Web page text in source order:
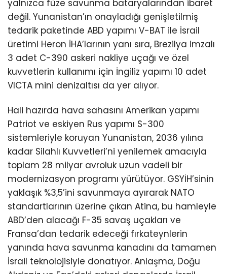
yalnızca füze savunma bataryalarından ibaret
değil. Yunanistan’ın onayladığı genişletilmiş
tedarik paketinde ABD yapımı V-BAT ile İsrail
üretimi Heron İHA’larının yanı sıra, Brezilya imzalı
3 adet C-390 askeri nakliye uçağı ve özel
kuvvetlerin kullanımı için İngiliz yapımı 10 adet
VICTA mini denizaltısı da yer alıyor.
Hali hazırda hava sahasını Amerikan yapımı
Patriot ve eskiyen Rus yapımı S-300
sistemleriyle koruyan Yunanistan, 2036 yılına
kadar Silahlı Kuvvetleri’ni yenilemek amacıyla
toplam 28 milyar avroluk uzun vadeli bir
modernizasyon programı yürütüyor. GSYİH’sinin
yaklaşık %3,5’ini savunmaya ayırarak NATO
standartlarının üzerine çıkan Atina, bu hamleyle
ABD’den alacağı F-35 savaş uçakları ve
Fransa’dan tedarik edeceği fırkateynlerin
yanında hava savunma kanadını da tamamen
İsrail teknolojisiyle donatıyor. Anlaşma, Doğu